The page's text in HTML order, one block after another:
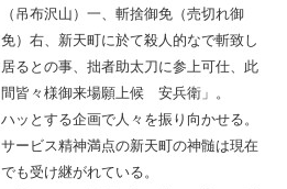
（吊布沢山）一、斬捨御免（売切れ御
免）右、新天町に於て殺人的なで斬致し
居るとの事、拙者助太刀に参上可仕、此
間皆々様御来場願上候 安兵衛」。
ハッとする企画で人々を振り向かせる。
サービス精神満点の新天町の神髄は現在
でも受け継がれている。